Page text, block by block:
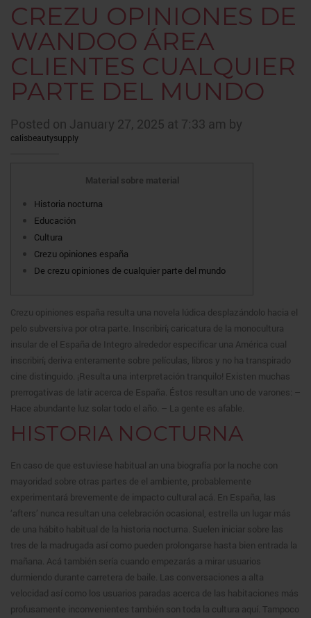
CREZU OPINIONES DE
WANDOO ÁREA
CLIENTES CUALQUIER
PARTE DEL MUNDO
Posted on January 27, 2025 at 7:33 am by
calisbeautysupply
Material sobre material
Historia nocturna
Educación
Cultura
Crezu opiniones españa
De crezu opiniones de cualquier parte del mundo
Crezu opiniones españa resulta una novela lúdica desplazándolo hacia el
pelo subversiva por otra parte. Inscribirí¡ caricatura de la monocultura
insular de el España de Integro alrededor especificar una América cual
inscribirí¡ deriva enteramente sobre películas, libros y no ha transpirado
cine distinguido. ¡Resulta una interpretación tranquilo! Existen muchas
prerrogativas de latir acerca de España. Éstos resultan uno de varones: –
Hace abundante luz solar todo el año. – La gente es afable.
HISTORIA NOCTURNA
En caso de que estuviese habitual an una biografía por la noche con
mayoridad sobre otras partes de el ambiente, probablemente
experimentará brevemente de impacto cultural acá. En España, las
‘afters’ nunca resultan una celebración ocasional, estrella un lugar más
de una hábito habitual de la historia nocturna. Suelen iniciar sobre las
tres de la madrugada así­ como pueden prolongarse hasta bien entrada la
mañana. Acá también serí­a cuando empezarás a mirar usuarios
durmiendo durante carretera de baile. Las conversaciones a alta
velocidad así­ como los usuarios paradas acerca de las habitaciones más
profusamente inconvenientes también son toda la cultura aquí. Tampoco